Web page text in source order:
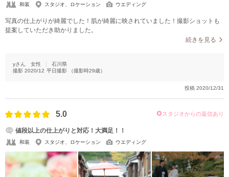
和装 スタジオ、ロケーション ウエディング
写真の仕上がりが綺麗でした！肌が綺麗に映されていました！撮影ショットも
提案していただき助かりました。
続きを見る
yさん 女性
石川県
撮影 2020/12 平日撮影 （撮影時29歳）
投稿 2020/12/31
5.0 スタジオからの返信あり
値段以上の仕上がりと対応！大満足！！
和装 スタジオ、ロケーション ウエディング